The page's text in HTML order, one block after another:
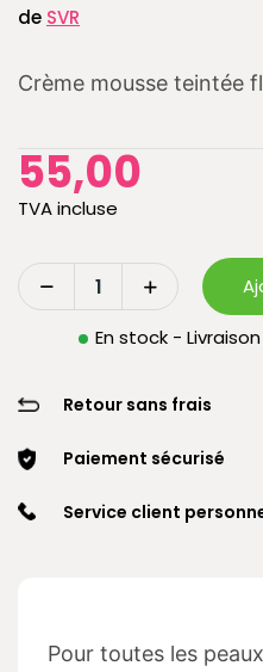
de SVR
Crème mousse teintée
55,00
TVA incluse
En stock -
Retour sans frais
Paiement sécurisé
Service client
Pour toutes les